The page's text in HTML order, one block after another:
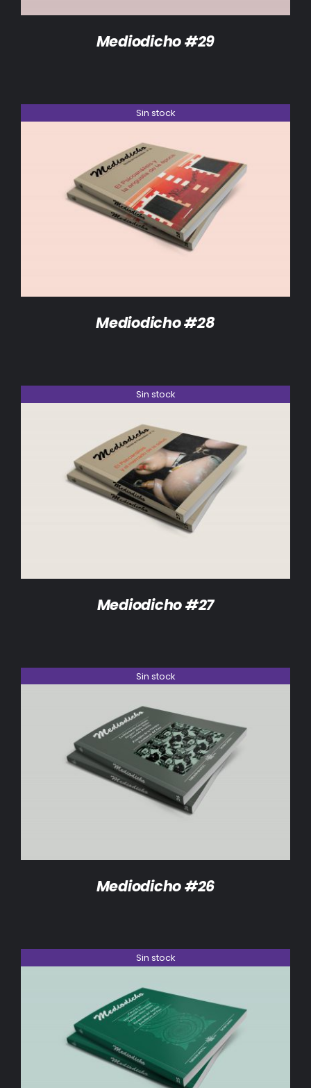
Mediodicho #29
Sin stock
DETALLES
Mediodicho #28
Sin stock
DETALLES
Mediodicho #27
Sin stock
DETALLES
Mediodicho #26
Sin stock
DETALLES